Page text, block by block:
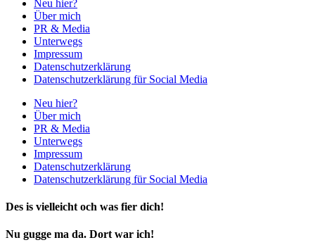
Neu hier?
Über mich
PR & Media
Unterwegs
Impressum
Datenschutzerklärung
Datenschutzerklärung für Social Media
Neu hier?
Über mich
PR & Media
Unterwegs
Impressum
Datenschutzerklärung
Datenschutzerklärung für Social Media
Des is vielleicht och was fier dich!
Nu gugge ma da. Dort war ich!